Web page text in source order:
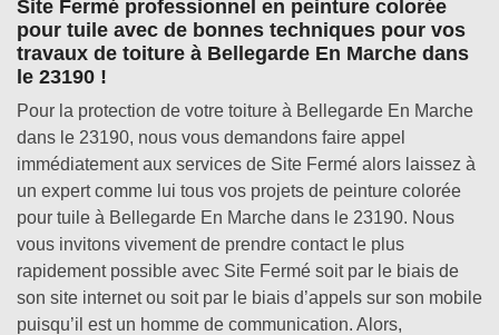
Site Fermé professionnel en peinture colorée
pour tuile avec de bonnes techniques pour vos
travaux de toiture à Bellegarde En Marche dans
le 23190 !
Pour la protection de votre toiture à Bellegarde En Marche
dans le 23190, nous vous demandons faire appel
immédiatement aux services de Site Fermé alors laissez à
un expert comme lui tous vos projets de peinture colorée
pour tuile à Bellegarde En Marche dans le 23190. Nous
vous invitons vivement de prendre contact le plus
rapidement possible avec Site Fermé soit par le biais de
son site internet ou soit par le biais d’appels sur son mobile
puisqu’il est un homme de communication. Alors,